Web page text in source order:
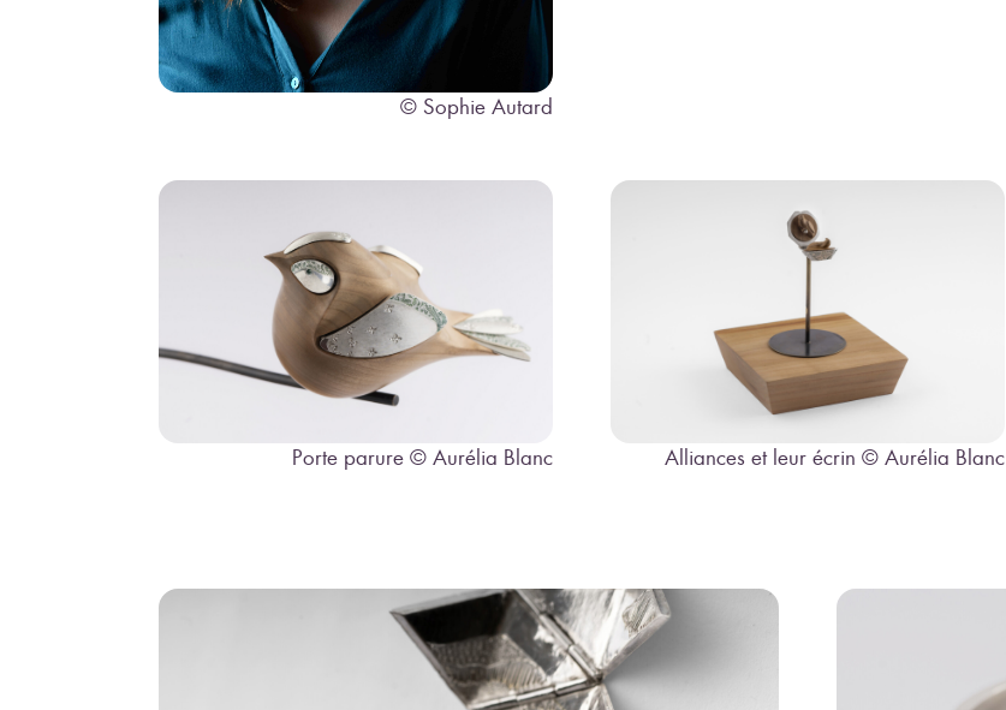
© Sophie Autard
Porte parure © Aurélia Blanc Alliances et leur écrin © Aurélia Blanc